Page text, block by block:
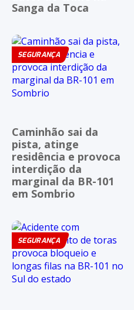
Sanga da Toca
SEGURANÇA
Caminhão sai da
pista, atinge
residência e provoca
interdição da
marginal da BR-101
em Sombrio
SEGURANÇA